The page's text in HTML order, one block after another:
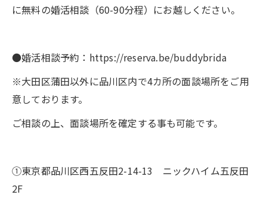
に無料の婚活相談（60-90分程）にお越しください。
●婚活相談予約：https://reserva.be/buddybrida
※大田区蒲田以外に品川区内で4カ所の面談場所をご用
意しております。
ご相談の上、面談場所を確定する事も可能です。
①東京都品川区西五反田2-14-13 ニックハイム五反田
2F